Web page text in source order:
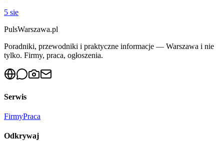
5 sie
PulsWarszawa.pl
Poradniki, przewodniki i praktyczne informacje — Warszawa i nie
tylko. Firmy, praca, ogłoszenia.
Serwis
FirmyPraca
Odkrywaj